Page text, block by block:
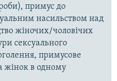
примус до
насильством над
жіночих/чоловічих
сексуального
примусове
жінок в одному